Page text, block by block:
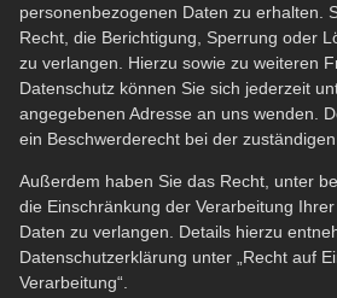
personenbezogenen Daten zu erhalten.
Recht, die Berichtigung, Sperrung oder
zu verlangen. Hierzu sowie zu weiteren
Datenschutz können Sie sich jederzeit
angegebenen Adresse an uns wenden.
ein Beschwerderecht bei der
Außerdem haben Sie das Recht, unter
die Einschränkung der Verarbeitung
Daten zu verlangen. Details hierzu
Datenschutzerklärung unter „Recht auf
Verarbeitung“.